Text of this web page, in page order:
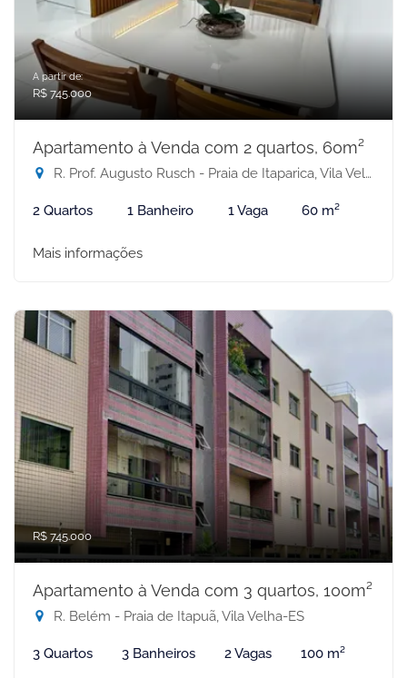
A partir de:
R$ 745.000
Apartamento à Venda com 2 quartos, 60m²
R. Prof. Augusto Rusch - Praia de Itaparica, Vila Velha-ES
2 Quartos 1 Banheiro 1 Vaga 60 m²
Mais informações
R$ 745.000
Apartamento à Venda com 3 quartos, 100m²
R. Belém - Praia de Itapuã, Vila Velha-ES
3 Quartos 3 Banheiros 2 Vagas 100 m²